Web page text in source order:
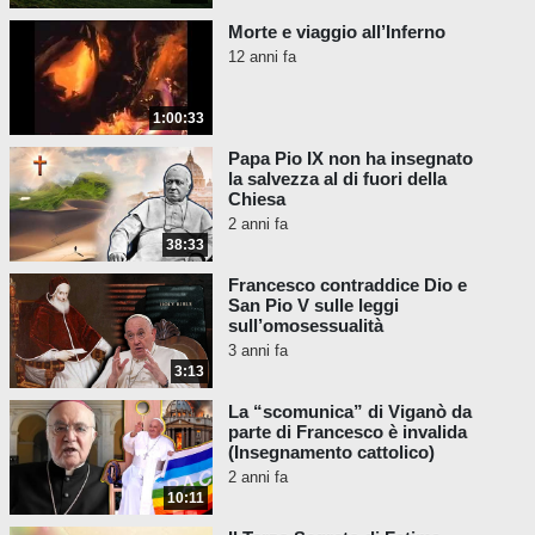
allontanano del tutto dalla
religione rivelata da Dio
In tale enciclica, egli insegnò anche:
Papa Pio XI,
(# 10), 6 Gen. 1928: “Pertanto,
Venerabili Fratelli, facilmente si
comprende comequesta Sede
Apostolica non abbia mai
permesso ai suoi fedeli
d’intervenire alle riunioni degli
acattolici
…”
Come si vede, la Chiesa cattolica non ha
mai permesso ai cattolici di partecipare agli
incontri o alle assemblee di acattolici.
Assistere attivamente o prendere parte al
culto acattolico è peccato mortale e
violazione della legge divina. Questo
1:00:33
Morte e viaggio all’Inferno
12 anni fa
38:33
Papa Pio IX non ha insegnato
la salvezza al di fuori della
Chiesa
2 anni fa
3:13
Francesco contraddice Dio e
San Pio V sulle leggi
sull’omosessualità
3 anni fa
10:11
La “scomunica” di Viganò da
parte di Francesco è invalida
(Insegnamento cattolico)
2 anni fa